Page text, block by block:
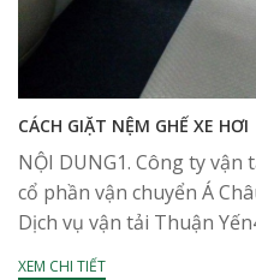
CÁCH GIẶT NỆM GHẾ XE HƠI
NỘI DUNG1. Công ty
cổ phần vận chuyển Á
Dịch vụ vận tải Thuận
XEM CHI TIẾT